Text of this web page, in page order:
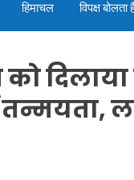
हिमाचल विपक्ष बोलता
दिलाया
तन्मयता,